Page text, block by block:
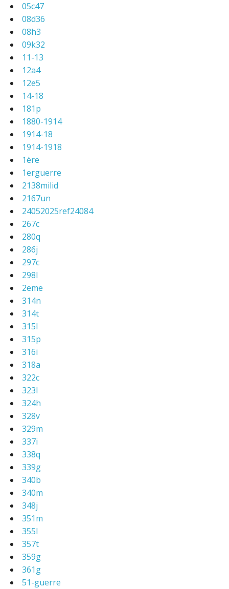
05c47
08d36
08h3
09k32
11-13
12a4
12e5
14-18
181p
1880-1914
1914-18
1914-1918
1ère
1erguerre
2138milid
2167un
24052025ref24084
267c
280q
286j
297c
298l
2eme
314n
314t
315l
315p
316i
318a
322c
323l
324h
328v
329m
337i
338q
339g
340b
340m
348j
351m
355l
357t
359g
361g
51-guerre